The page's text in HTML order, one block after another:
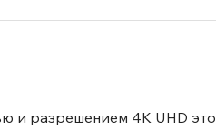
и разрешением 4K UHD